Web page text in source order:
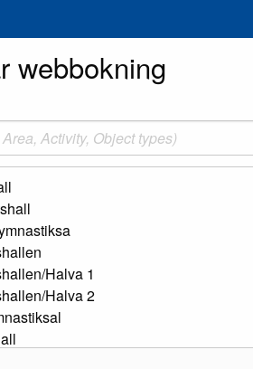
webbokning
Halva 1
Halva 2